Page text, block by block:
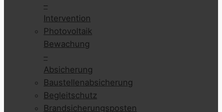
–
Intervention
Photovoltaik
Bewachung
–
Absicherung
Baustellenabsicherung
Begleitschutz
Brandsicherungsposten